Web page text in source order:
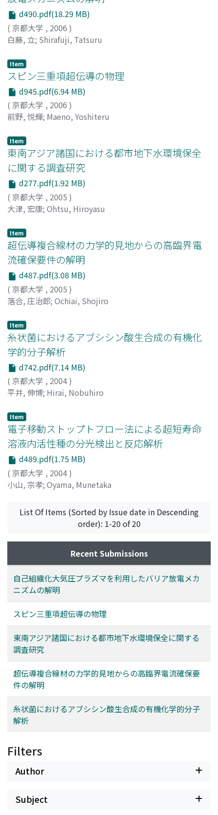
d490.pdf(18.29 MB)
( 京都大学 , 2006 )
白藤, 立; Shirafuji, Tatsuru
Item
スピン三重項超伝導の物理
d945.pdf(6.94 MB)
( 京都大学 , 2006 )
前野, 悦輝; Maeno, Yoshiteru
Item
東南アジア諸国における都市地下水環境保全
に関する調査研究
d277.pdf(1.92 MB)
( 京都大学 , 2005 )
大津, 宏康; Ohtsu, Hiroyasu
Item
超伝導複合線材の力学的見地からの高臨界電
流確保要件の解明
d487.pdf(3.08 MB)
( 京都大学 , 2005 )
落合, 庄治郎; Ochiai, Shojiro
Item
糸状菌におけるアブシシン酸生合成の有機化
学的分子解析
d742.pdf(7.14 MB)
( 京都大学 , 2004)
平井, 伸博; Hirai, Nobuhiro
Item
電子移動ストップトフロー法による超短寿命
溶液内活性種の分光検出と反応解析
d489.pdf(1.75 MB)
( 京都大学 , 2004)
小山, 宗孝; Oyama, Munetaka
List Of Items (Sorted by Issue date in Descending
order): 1-20 of 20
Recent Submissions
自己組織化大気圧プラズマを利用したバリア放電メカ
ニズムの解明
スピン三重項超伝導の物理
東南アジア諸国における都市地下水環境保全に関する
調査研究
超伝導複合線材の力学的見地からの高臨界電流確保要
件の解明
糸状菌におけるアブシシン酸生合成の有機化学的分子
解析
Filters
Author
Subject